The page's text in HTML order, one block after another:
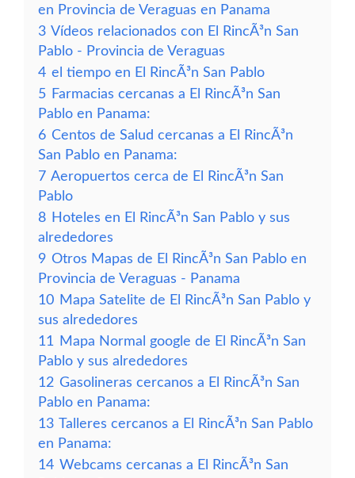
en Provincia de Veraguas en Panama
3 Vídeos relacionados con El RincÃ³n San
Pablo - Provincia de Veraguas
4 el tiempo en El RincÃ³n San Pablo
5 Farmacias cercanas a El RincÃ³n San
Pablo en Panama:
6 Centos de Salud cercanas a El RincÃ³n
San Pablo en Panama:
7 Aeropuertos cerca de El RincÃ³n San
Pablo
8 Hoteles en El RincÃ³n San Pablo y sus
alrededores
9 Otros Mapas de El RincÃ³n San Pablo en
Provincia de Veraguas - Panama
10 Mapa Satelite de El RincÃ³n San Pablo y
sus alrededores
11
Mapa Normal google de El RincÃ³n San
Pablo y sus alrededores
12 Gasolineras cercanos a El RincÃ³n San
Pablo en Panama:
13 Talleres cercanos a El RincÃ³n San Pablo
en Panama:
14 Webcams cercanas a El RincÃ³n San